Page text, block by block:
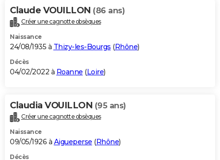
Claude VOUILLON (86 ans)
Créer une cagnotte obsèques
Naissance
24/08/1935 à Thizy-les-Bourgs (Rhône)
Décès
04/02/2022 à Roanne (Loire)
Claudia VOUILLON (95 ans)
Créer une cagnotte obsèques
Naissance
09/05/1926 à Aigueperse (Rhône)
Décès